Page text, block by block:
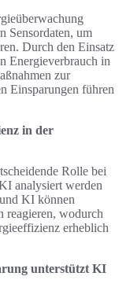
Sensordaten, um
Durch den Einsatz
Energieverbrauch in
zur
Einsparungen führen
in der
Rolle bei
analysiert werden
KI können
reagieren, wodurch
erheblich
unterstützt KI